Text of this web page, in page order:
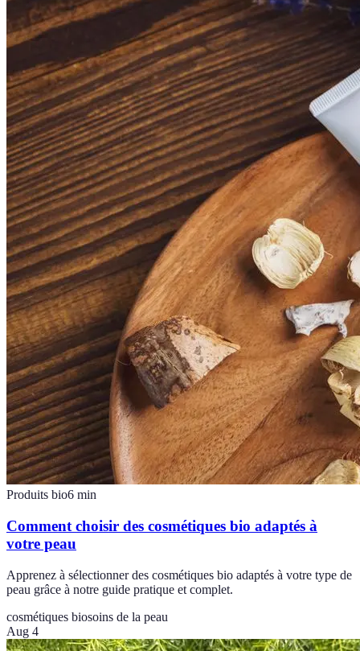
Produits bio6 min
Comment choisir des cosmétiques bio adaptés à
votre peau
Apprenez à sélectionner des cosmétiques bio adaptés à votre type de
peau grâce à notre guide pratique et complet.
cosmétiques biosoins de la peau
Aug 4